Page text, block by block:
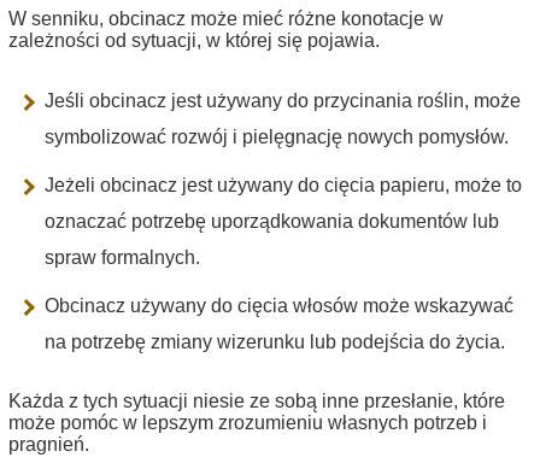
W senniku, obcinacz może mieć różne konotacje w
zależności od sytuacji, w której się pojawia.
Jeśli obcinacz jest używany do przycinania roślin, może
symbolizować rozwój i pielęgnację nowych pomysłów.
Jeżeli obcinacz jest używany do cięcia papieru, może to
oznaczać potrzebę uporządkowania dokumentów lub
spraw formalnych.
Obcinacz używany do cięcia włosów może wskazywać
na potrzebę zmiany wizerunku lub podejścia do życia.
Każda z tych sytuacji niesie ze sobą inne przesłanie, które
może pomóc w lepszym zrozumieniu własnych potrzeb i
pragnień.